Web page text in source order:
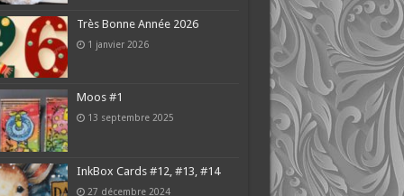
Très Bonne Année 2026
1 janvier 2026
Moos #1
13 septembre 2025
InkBox Cards #12, #13, #14
27 décembre 2024